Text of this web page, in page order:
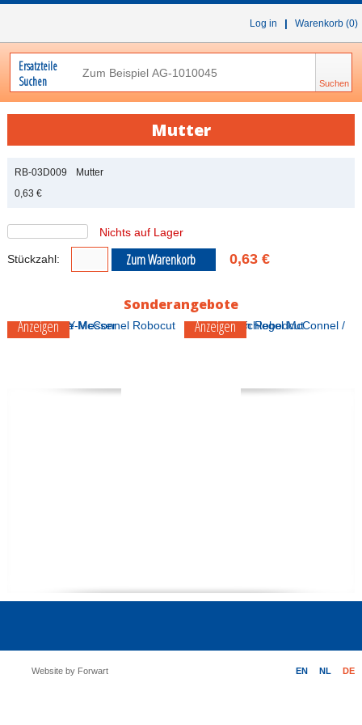
Log in | Warenkorb (0)
Ersatzteile
Suchen
Mutter
RB-03D009
Mutter
0,63 €
Nichts auf Lager
Stückzahl: 0,63 €
Sonderangebote
Anzeigen Anzeigen
Website by Forwart EN NL DE